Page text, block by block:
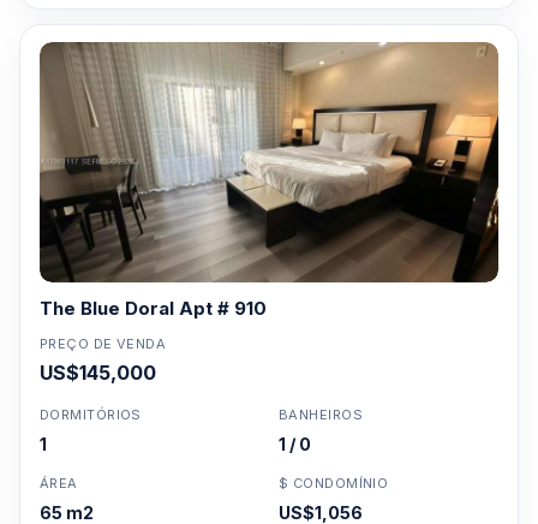
The Blue Doral Apt # 910
PREÇO DE VENDA
US$145,000
DORMITÓRIOS
1
BANHEIROS
1 / 0
ÁREA
65 m2
$ CONDOMÍNIO
US$1,056